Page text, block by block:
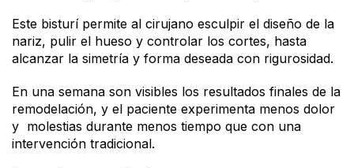
Este bisturí permite al cirujano esculpir el diseño de la
nariz, pulir el hueso y controlar los cortes, hasta
alcanzar la simetría y forma deseada con rigurosidad.
En una semana son visibles los resultados finales de la
remodelación, y el paciente experimenta menos dolor
y molestias durante menos tiempo que con una
intervención tradicional.